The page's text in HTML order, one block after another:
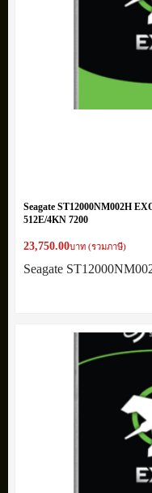
Seagate ST12000NM002H
512E/4KN 7200
23,750.00บาท (รวมภาษี)
Seagate